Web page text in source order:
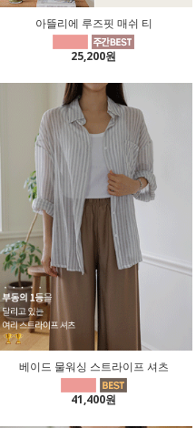
아뜰리에 루즈핏 매쉬 티
25,200원
베이드 물워싱 스트라이프 셔츠
41,400원